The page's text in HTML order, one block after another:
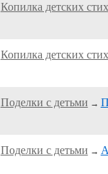
Копилка детских
Копилка детских
Поделки с детьми →
Поделки с детьми →